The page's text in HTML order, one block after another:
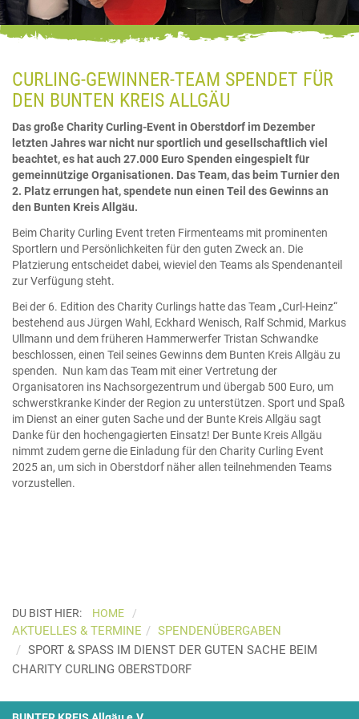
CURLING-GEWINNER-TEAM SPENDET FÜR
DEN BUNTEN KREIS ALLGÄU
Das große Charity Curling-Event in Oberstdorf im Dezember
letzten Jahres war nicht nur sportlich und gesellschaftlich viel
beachtet, es hat auch 27.000 Euro Spenden eingespielt für
gemeinnützige Organisationen. Das Team, das beim Turnier den
2. Platz errungen hat, spendete nun einen Teil des Gewinns an
den Bunten Kreis Allgäu.
Beim Charity Curling Event treten Firmenteams mit prominenten
Sportlern und Persönlichkeiten für den guten Zweck an. Die
Platzierung entscheidet dabei, wieviel den Teams als Spendenanteil
zur Verfügung steht.
Bei der 6. Edition des Charity Curlings hatte das Team „Curl-Heinz“
bestehend aus Jürgen Wahl, Eckhard Wenisch, Ralf Schmid, Markus
Ullmann und dem früheren Hammerwerfer Tristan Schwandke
beschlossen, einen Teil seines Gewinns dem Bunten Kreis Allgäu zu
spenden. Nun kam das Team mit einer Vertretung der
Organisatoren ins Nachsorgezentrum und übergab 500 Euro, um
schwerstkranke Kinder der Region zu unterstützen. Sport und Spaß
im Dienst an einer guten Sache und der Bunte Kreis Allgäu sagt
Danke für den hochengagierten Einsatz! Der Bunte Kreis Allgäu
nimmt zudem gerne die Einladung für den Charity Curling Event
2025 an, um sich in Oberstdorf näher allen teilnehmenden Teams
vorzustellen.
DU BIST HIER: HOME
AKTUELLES & TERMINE
SPENDENÜBERGABEN
SPORT & SPASS IM DIENST DER GUTEN SACHE BEIM C
HARITY CURLING OBERSTDORF